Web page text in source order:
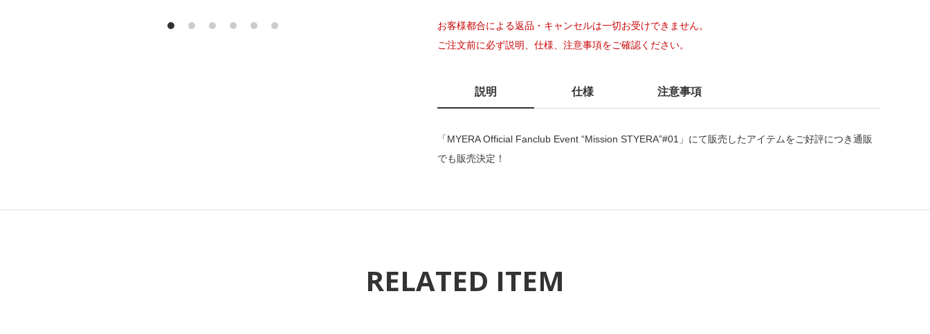
お客様都合による返品・キャンセルは一切お受けできません。
ご注文前に必ず説明、仕様、注意事項をご確認ください。
説明
「MYERA Official Fanclub Event “Mission STYERA”#01」にて販売したアイテムをご好評につき通販
でも販売決定！
仕様 注意事項
RELATED ITEM